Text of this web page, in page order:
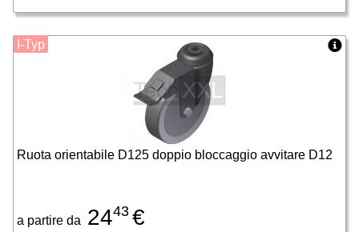
Ruota orientabile D125 doppio bloccaggio avvitare D12
a partire da 2443 €
I-Typ